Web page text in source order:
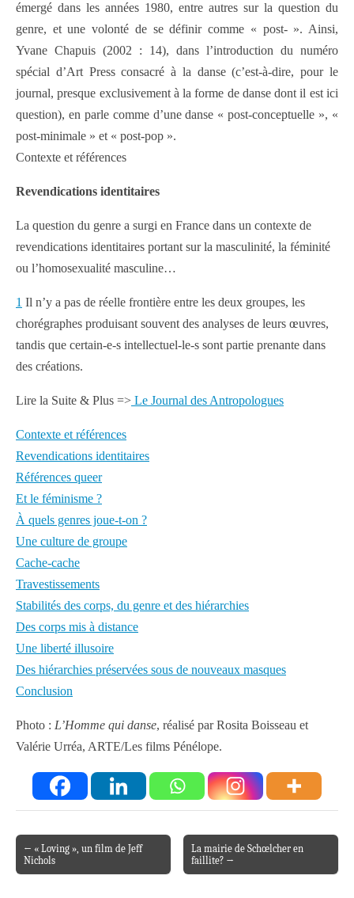
émergé dans les années 1980, entre autres sur la question du
genre, et une volonté de se définir comme « post- ». Ainsi,
Yvane Chapuis (2002 : 14), dans l’introduction du numéro
spécial d’Art Press consacré à la danse (c’est‑à‑dire, pour le
journal, presque exclusivement à la forme de danse dont il est ici
question), en parle comme d’une danse « post‑conceptuelle », «
post‑minimale » et « post‑pop ».
Contexte et références
Revendications identitaires
La question du genre a surgi en France dans un contexte de
revendications identitaires portant sur la masculinité, la féminité
ou l’homosexualité masculine…
1 Il n’y a pas de réelle frontière entre les deux groupes, les
chorégraphes produisant souvent des analyses de leurs œuvres,
tandis que certain‑e‑s intellectuel‑le‑s sont partie prenante dans
des créations.
Lire la Suite & Plus => Le Journal des Antropologues
Contexte et références
Revendications identitaires
Références queer
Et le féminisme ?
À quels genres joue‑t‑on ?
Une culture de groupe
Cache-cache
Travestissements
Stabilités des corps, du genre et des hiérarchies
Des corps mis à distance
Une liberté illusoire
Des hiérarchies préservées sous de nouveaux masques
Conclusion
Photo : L’Homme qui danse, réalisé par Rosita Boisseau et
Valérie Urréa, ARTE/Les films Pénélope.
Post navigation
← « Loving », un film de Jeff
Nichols
La mairie de Schœlcher en
faillite? →